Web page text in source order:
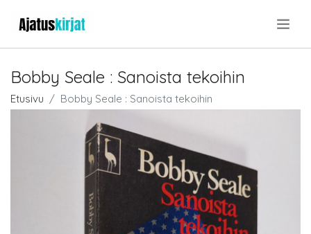
Bobby Seale : Sanoista tekoihin
Etusivu Bobby Seale : Sanoista tekoihin